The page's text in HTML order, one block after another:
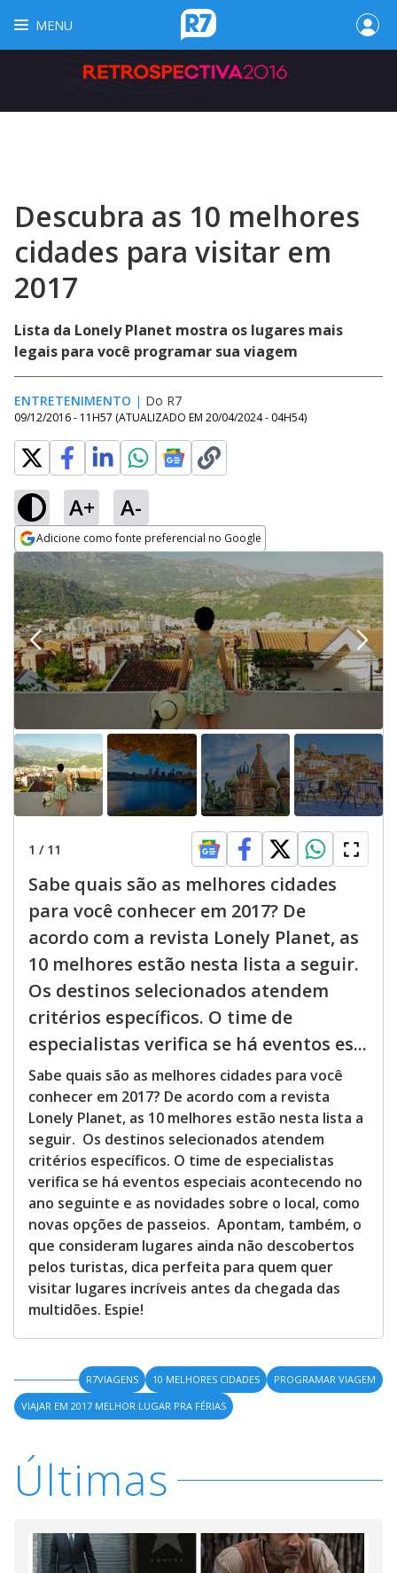
MENU
Descubra as 10 melhores
cidades para visitar em
2017
Lista da Lonely Planet mostra os lugares mais
legais para você programar sua viagem
ENTRETENIMENTO | Do R7
09/12/2016 - 11H57 (ATUALIZADO EM 20/04/2024 - 04H54)
A+ A-
Adicione como fonte preferencial no Google
Opens in new window
1 / 11
Sabe quais são as melhores cidades
para você conhecer em 2017? De
acordo com a revista Lonely Planet, as
10 melhores estão nesta lista a seguir.
Os destinos selecionados atendem
critérios específicos. O time de
especialistas verifica se há eventos es...
Sabe quais são as melhores cidades para você
conhecer em 2017? De acordo com a revista
Lonely Planet, as 10 melhores estão nesta lista a
seguir. Os destinos selecionados atendem
critérios específicos. O time de especialistas
verifica se há eventos especiais acontecendo no
ano seguinte e as novidades sobre o local, como
novas opções de passeios. Apontam, também, o
que consideram lugares ainda não descobertos
pelos turistas, dica perfeita para quem quer
visitar lugares incríveis antes da chegada das
multidões. Espie!
R7VIAGENS 10 MELHORES CIDADES
PROGRAMAR VIAGEM
VIAJAR EM 2017 MELHOR LUGAR PRA FÉRIAS
Últimas